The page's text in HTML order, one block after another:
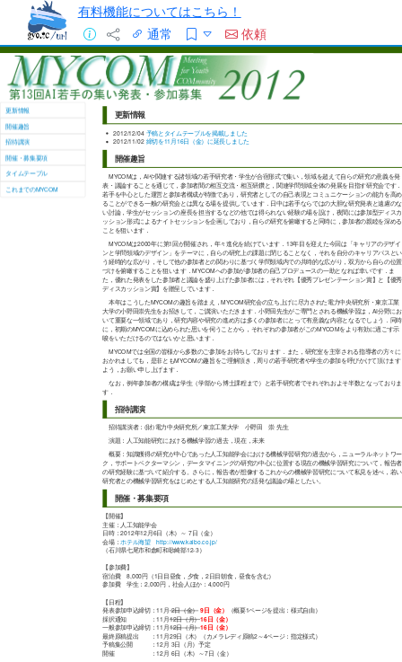
有料機能についてはこちら！
通常
依頼